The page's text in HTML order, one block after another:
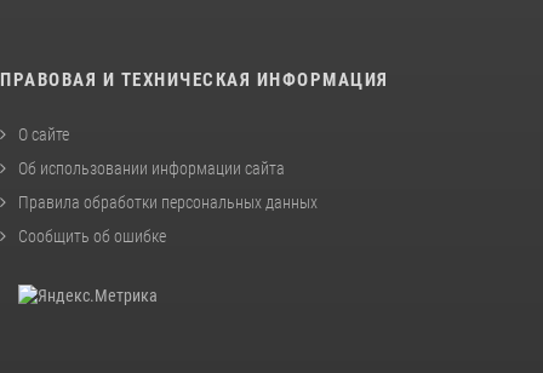
ПРАВОВАЯ И ТЕХНИЧЕСКАЯ ИНФОРМАЦИЯ
О сайте
Об использовании информации сайта
Правила обработки персональных данных
Сообщить об ошибке